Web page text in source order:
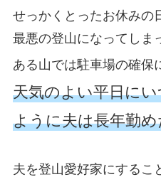
せっかくとったお休みの
最悪の登山になってしま
ある山では駐車場の確保
天気のよい平日に
ように夫は長年勤
夫を登山愛好家にするこ